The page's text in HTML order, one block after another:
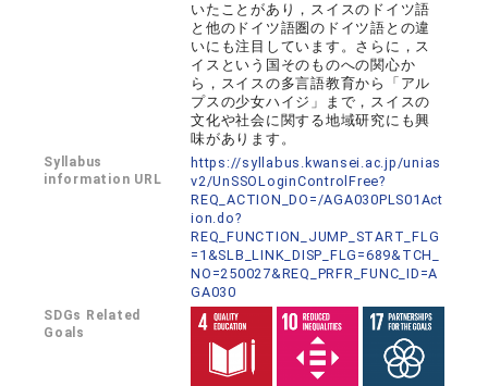
いたことがあり，スイスのドイツ語
と他のドイツ語圏のドイツ語との違
いにも注目しています。さらに，ス
イスという国そのものへの関心か
ら，スイスの多言語教育から「アル
プスの少女ハイジ」まで，スイスの
文化や社会に関する地域研究にも興
味があります。
Syllabus
information URL
https://syllabus.kwansei.ac.jp/unias
v2/UnSSOLoginControlFree?
REQ_ACTION_DO=/AGA030PLS01Act
ion.do?
REQ_FUNCTION_JUMP_START_FLG
=1&SLB_LINK_DISP_FLG=689&TCH_
NO=250027&REQ_PRFR_FUNC_ID=A
GA030
SDGs Related
Goals